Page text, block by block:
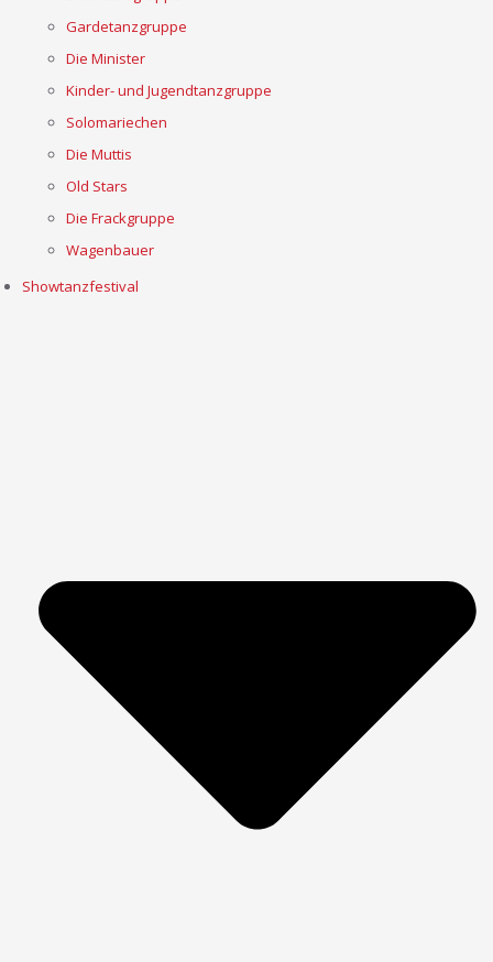
Gardetanzgruppe
Die Minister
Kinder- und Jugendtanzgruppe
Solomariechen
Die Muttis
Old Stars
Die Frackgruppe
Wagenbauer
Showtanzfestival